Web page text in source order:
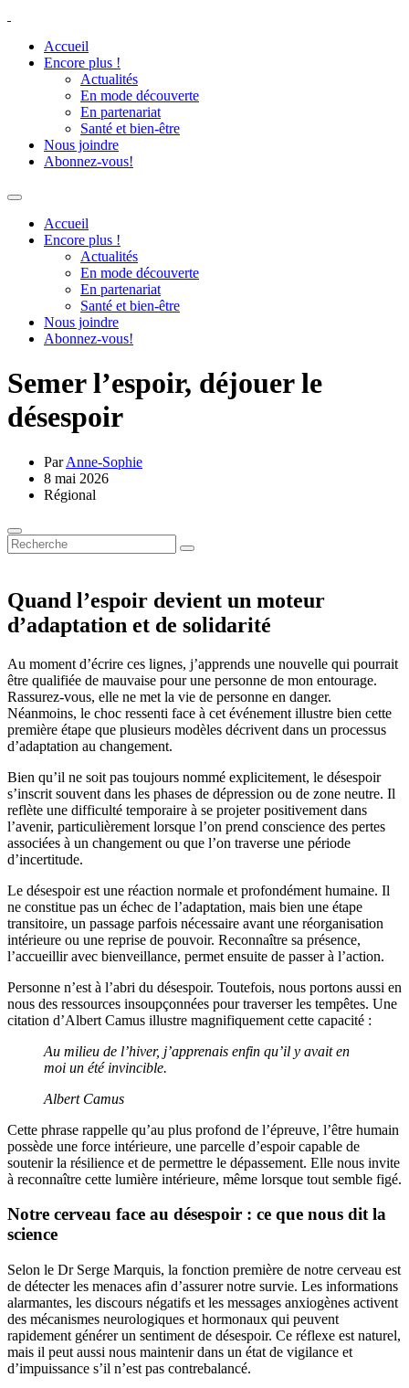
Accueil
Encore plus !
Actualités
En mode découverte
En partenariat
Santé et bien-être
Nous joindre
Abonnez-vous!
Accueil
Encore plus !
Actualités
En mode découverte
En partenariat
Santé et bien-être
Nous joindre
Abonnez-vous!
Semer l’espoir, déjouer le
désespoir
ParAnne-Sophie
8 mai 2026
Régional
Quand l’espoir devient un moteur
d’adaptation et de solidarité
Au moment d’écrire ces lignes, j’apprends une nouvelle qui pourrait
être qualifiée de mauvaise pour une personne de mon entourage.
Rassurez-vous, elle ne met la vie de personne en danger.
Néanmoins, le choc ressenti face à cet événement illustre bien cette
première étape que plusieurs modèles décrivent dans un processus
d’adaptation au changement.
Bien qu’il ne soit pas toujours nommé explicitement, le désespoir
s’inscrit souvent dans les phases de dépression ou de zone neutre. Il
reflète une difficulté temporaire à se projeter positivement dans
l’avenir, particulièrement lorsque l’on prend conscience des pertes
associées à un changement ou que l’on traverse une période
d’incertitude.
Le désespoir est une réaction normale et profondément humaine. Il
ne constitue pas un échec de l’adaptation, mais bien une étape
transitoire, un passage parfois nécessaire avant une réorganisation
intérieure ou une reprise de pouvoir. Reconnaître sa présence,
l’accueillir avec bienveillance, permet ensuite de passer à l’action.
Personne n’est à l’abri du désespoir. Toutefois, nous portons aussi en
nous des ressources insoupçonnées pour traverser les tempêtes. Une
citation d’Albert Camus illustre magnifiquement cette capacité :
Au milieu de l’hiver, j’apprenais enfin qu’il y avait en
moi un été invincible.
Albert Camus
Cette phrase rappelle qu’au plus profond de l’épreuve, l’être humain
possède une force intérieure, une parcelle d’espoir capable de
soutenir la résilience et de permettre le dépassement. Elle nous invite
à reconnaître cette lumière intérieure, même lorsque tout semble figé.
Notre cerveau face au désespoir : ce que nous dit la
science
Selon le Dr Serge Marquis, la fonction première de notre cerveau est
de détecter les menaces afin d’assurer notre survie. Les informations
alarmantes, les discours négatifs et les messages anxiogènes activent
des mécanismes neurologiques et hormonaux qui peuvent
rapidement générer un sentiment de désespoir. Ce réflexe est naturel,
mais il peut aussi nous maintenir dans un état de vigilance et
d’impuissance s’il n’est pas contrebalancé.